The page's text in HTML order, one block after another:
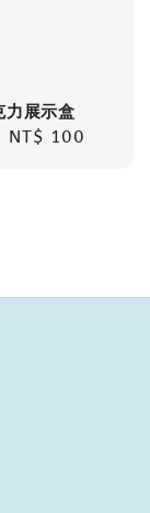
力展示盒
NT$ 100